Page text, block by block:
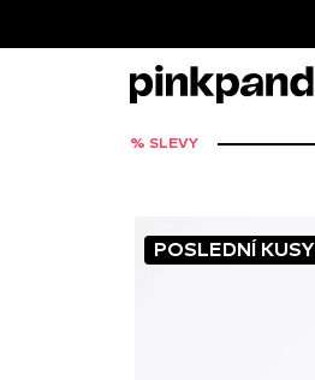
% SLEVY
POSLEDNÍ KUSY